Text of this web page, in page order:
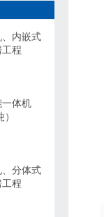
内嵌式
程
体机
分体式
程